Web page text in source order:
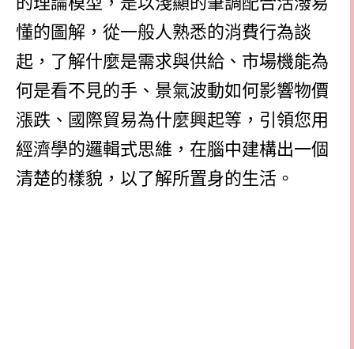
懂的圖解，從一般人熟悉的消費行為談
起，了解什麼是需求與供給、市場機能為
何是看不見的手、景氣波動如何影響物價
漲跌、國際貿易為什麼興起等，引領您用
經濟學的邏輯式思維，在腦中建構出一個
清楚的樣貌，以了解所置身的生活。